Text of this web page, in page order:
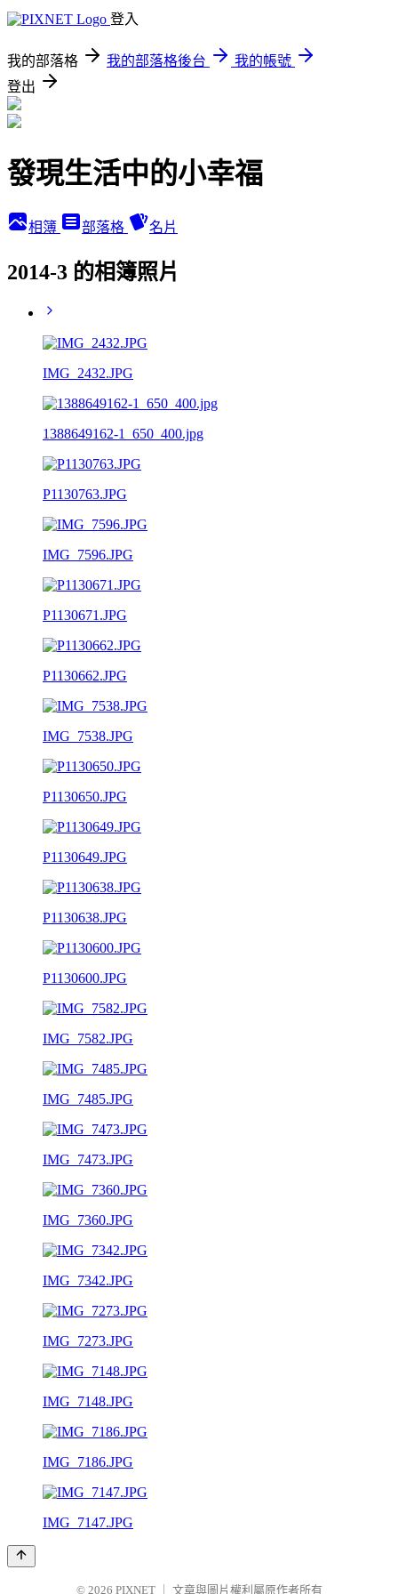
登入
我的部落格 我的部落格後台
我的帳號
登出
發現生活中的小幸福
相簿 部落格 名片
2014-3 的相簿照片
IMG_2432.JPG
1388649162-1_650_400.jpg
P1130763.JPG
IMG_7596.JPG
P1130671.JPG
P1130662.JPG
IMG_7538.JPG
P1130650.JPG
P1130649.JPG
P1130638.JPG
P1130600.JPG
IMG_7582.JPG
IMG_7485.JPG
IMG_7473.JPG
IMG_7360.JPG
IMG_7342.JPG
IMG_7273.JPG
IMG_7148.JPG
IMG_7186.JPG
IMG_7147.JPG
© 2026 PIXNET 文章與圖片權利屬原作者所有